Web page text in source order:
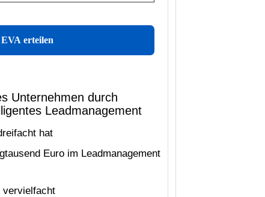
Unternehmen durch
Leadmanagement
hat
Euro im Leadmanagement
vervielfacht